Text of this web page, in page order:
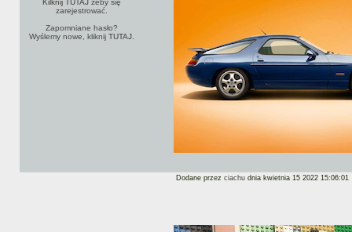
Kilknij TUTAJżeby się
zarejestrować.
Zapomniane hasło?
Wyślemy nowe, kliknij TUTAJ.
Dodane przez ciachu dnia kwietnia 15 2022 15:06:01